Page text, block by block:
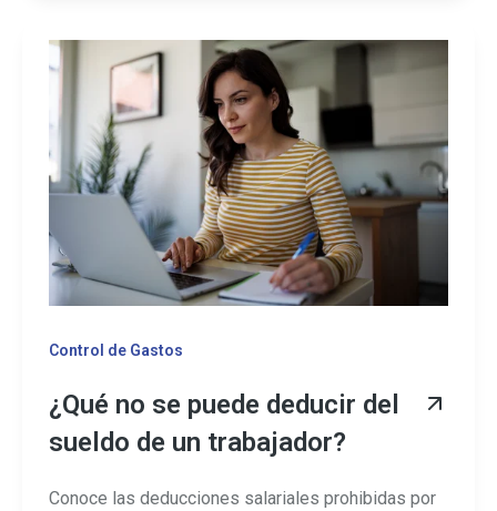
Control de Gastos
¿Qué no se puede deducir del
sueldo de un trabajador?
Conoce las deducciones salariales prohibidas por